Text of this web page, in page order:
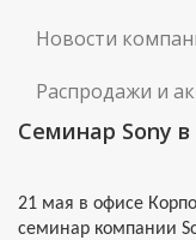
Новости
Распродажи и
Семинар Sony
21 мая в офисе
семинар компании